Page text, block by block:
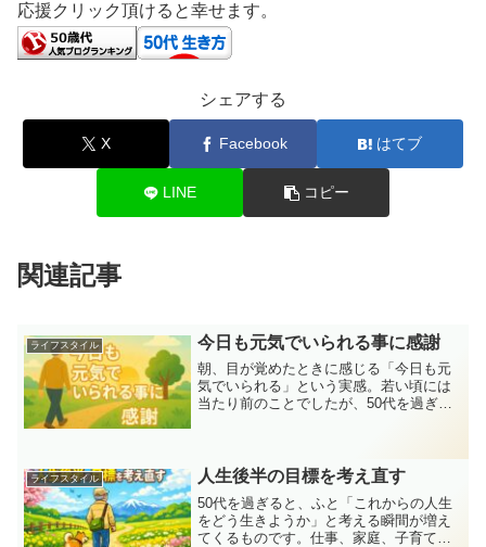
応援クリック頂けると幸せます。
シェアする
X Facebook はてブ
LINE コピー
関連記事
ライフスタイル 今日も元気でいられる事に感謝
朝、目が覚めたときに感じる「今日も元
気でいられる」という実感。若い頃には
当たり前のことでしたが、50代を過ぎた
さ」を改めてかみしめなが...
ライフスタイル 人生後半の目標を考え直す
50代を過ぎると、ふと「これからの人生
をどう生きようか」と考える瞬間が増え
てくるものです。仕事、家庭、子育てな